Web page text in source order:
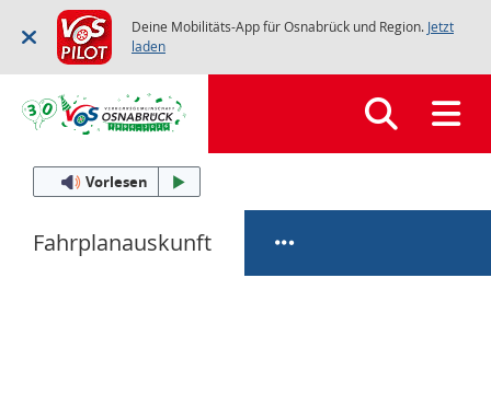
Deine Mobilitäts-App für Osnabrück und Region. Jetzt
laden
Vorlesen
Fahrplanauskunft